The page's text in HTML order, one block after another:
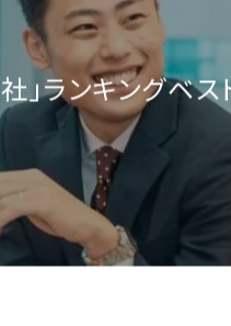
」ランキングベ